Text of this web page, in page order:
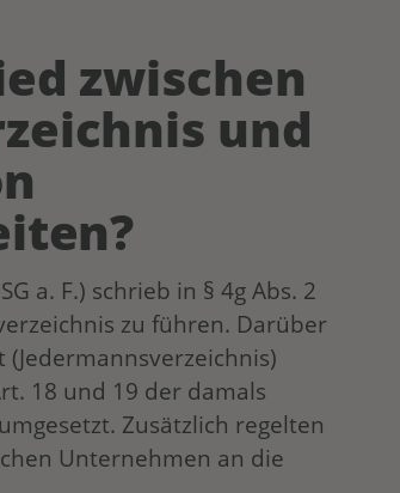
zwischen
und
a. F.) schrieb in § 4g Abs. 2
zu führen. Darüber
18 und 19 der damals
Zusätzlich regelten
Unternehmen an die